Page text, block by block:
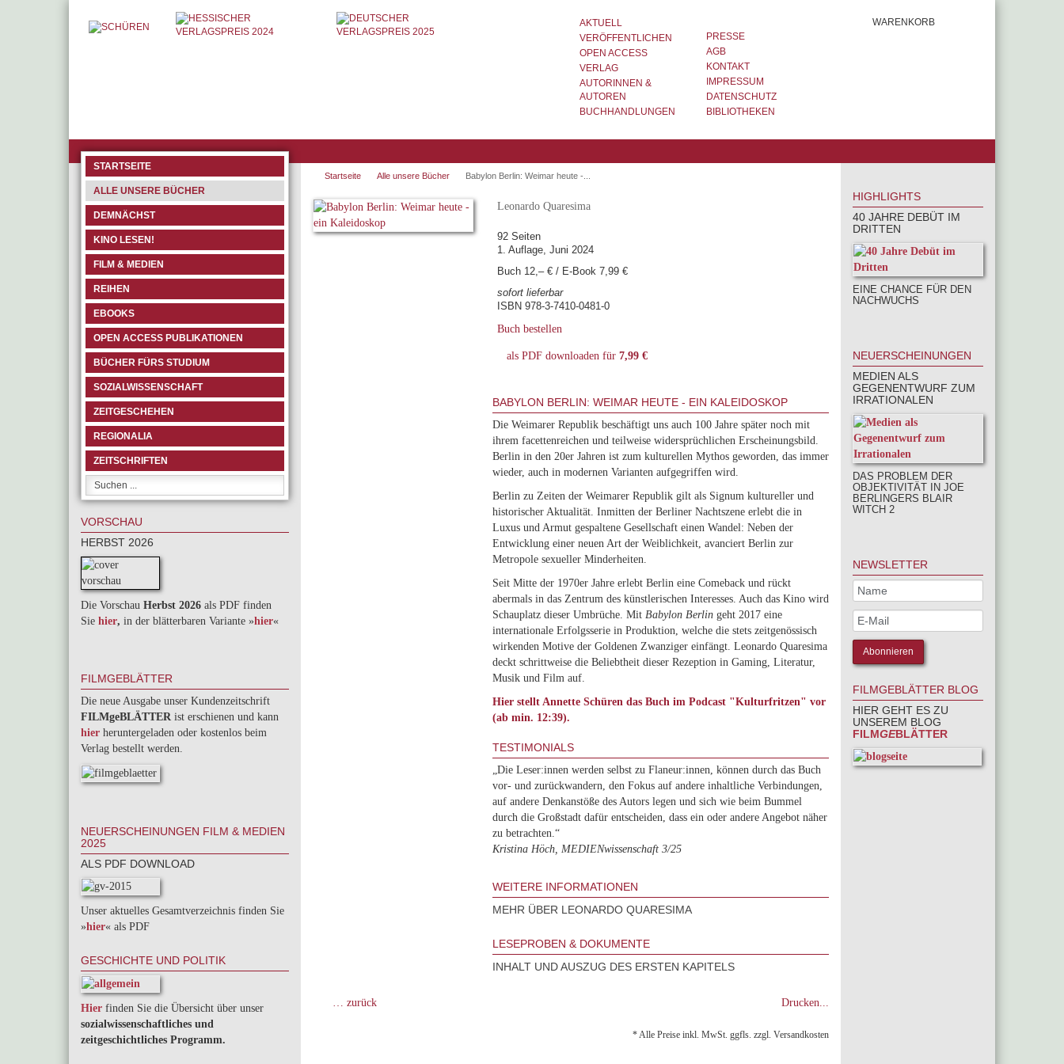
AKTUELL
VERÖFFENTLICHEN
OPEN ACCESS
VERLAG
AUTORINNEN &
AUTOREN
BUCHHANDLUNGEN
PRESSE
AGB
KONTAKT
IMPRESSUM
DATENSCHUTZ
BIBLIOTHEKEN
WARENKORB
STARTSEITE
ALLE UNSERE BÜCHER
DEMNÄCHST
KINO LESEN!
FILM & MEDIEN
REIHEN
EBOOKS
OPEN ACCESS PUBLIKATIONEN
BÜCHER FÜRS STUDIUM
SOZIALWISSENSCHAFT
ZEITGESCHEHEN
REGIONALIA
ZEITSCHRIFTEN
VORSCHAU
HERBST 2026
Die Vorschau Herbst 2026 als PDF finden
Sie hier, in der blätterbaren Variante »hier«
FILMGEBLÄTTER
Die neue Ausgabe unser Kundenzeitschrift
FILMgeBLÄTTER ist erschienen und kann
hier heruntergeladen oder kostenlos beim
Verlag bestellt werden.
NEUERSCHEINUNGEN FILM & MEDIEN
2025
ALS PDF DOWNLOAD
Unser aktuelles Gesamtverzeichnis finden Sie
»hier« als PDF
GESCHICHTE UND POLITIK
Hier finden Sie die Übersicht über unser
sozialwissenschaftliches und
zeitgeschichtliches Programm.
Startseite Alle unsere Bücher Babylon Berlin: Weimar heute -...
Leonardo Quaresima
92 Seiten
1. Auflage, Juni 2024
Buch 12,– € / E-Book 7,99 €
sofort lieferbar
ISBN 978-3-7410-0481-0
Buch bestellen
als PDF downloaden für 7,99 €
BABYLON BERLIN: WEIMAR HEUTE - EIN KALEIDOSKOP
Die Weimarer Republik beschäftigt uns auch 100 Jahre später noch mit
ihrem facettenreichen und teilweise widersprüchlichen Erscheinungsbild.
Berlin in den 20er Jahren ist zum kulturellen Mythos geworden, das immer
wieder, auch in modernen Varianten aufgegriffen wird.
Berlin zu Zeiten der Weimarer Republik gilt als Signum kultureller und
historischer Aktualität. Inmitten der Berliner Nachtszene erlebt die in
Luxus und Armut gespaltene Gesellschaft einen Wandel: Neben der
Entwicklung einer neuen Art der Weiblichkeit, avanciert Berlin zur
Metropole sexueller Minderheiten.
Seit Mitte der 1970er Jahre erlebt Berlin eine Comeback und rückt
abermals in das Zentrum des künstlerischen Interesses. Auch das Kino wird
Schauplatz dieser Umbrüche. Mit Babylon Berlin geht 2017 eine
internationale Erfolgsserie in Produktion, welche die stets zeitgenössisch
wirkenden Motive der Goldenen Zwanziger einfängt. Leonardo Quaresima
deckt schrittweise die Beliebtheit dieser Rezeption in Gaming, Literatur,
Musik und Film auf.
Hier stellt Annette Schüren das Buch im Podcast "Kulturfritzen" vor
(ab min. 12:39).
TESTIMONIALS
„Die Leser:innen werden selbst zu Flaneur:innen, können durch das Buch
vor- und zurückwandern, den Fokus auf andere inhaltliche Verbindungen,
auf andere Denkanstöße des Autors legen und sich wie beim Bummel
durch die Großstadt dafür entscheiden, dass ein oder andere Angebot näher
zu betrachten.“
Kristina Höch, MEDIENwissenschaft 3/25
WEITERE INFORMATIONEN
MEHR ÜBER LEONARDO QUARESIMA
LESEPROBEN & DOKUMENTE
INHALT UND AUSZUG DES ERSTEN KAPITELS
… zurück Drucken...
* Alle Preise inkl. MwSt. ggfls. zzgl. Versandkosten
HIGHLIGHTS
40 JAHRE DEBÜT IM
DRITTEN
EINE CHANCE FÜR DEN
NACHWUCHS
NEUERSCHEINUNGEN
MEDIEN ALS
GEGENENTWURF ZUM
IRRATIONALEN
DAS PROBLEM DER
OBJEKTIVITÄT IN JOE
BERLINGERS BLAIR
WITCH 2
NEWSLETTER
FILMGEBLÄTTER BLOG
HIER GEHT ES ZU
UNSEREM BLOG
FILMGEBLÄTTER